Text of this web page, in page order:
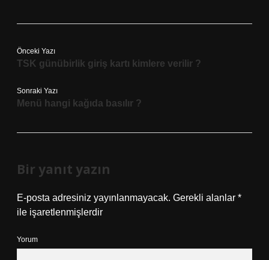
Önceki Yazı
TSK günübirlik giriş kartı kimlere verilir ?
Sonraki Yazı
Menü hangi kağıda basılır ?
Bir yanıt yazın
E-posta adresiniz yayınlanmayacak. Gerekli alanlar *
ile işaretlenmişlerdir
Yorum